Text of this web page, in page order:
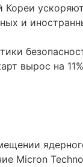
и
вырос на
Micron